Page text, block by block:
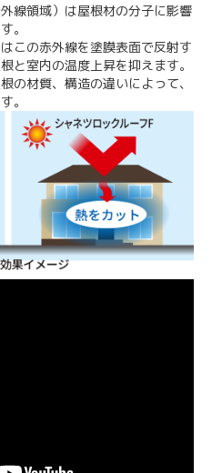
線領域）は屋根材の分子に影響
。
この赤外線を塗膜表面で反射す
と室内の温度上昇を抑えます。
の材質、構造の違いによって、
。